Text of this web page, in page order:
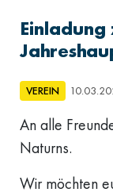
Einladung
VEREIN
An alle
Naturns.
Wir möchten